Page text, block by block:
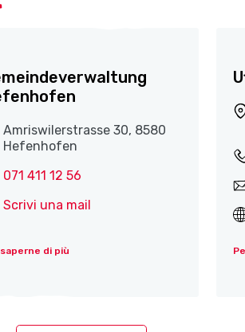
Amriswilerstrasse 30, 8580
Hefenhofen
071 411 12 56
Scrivi una mail
di più